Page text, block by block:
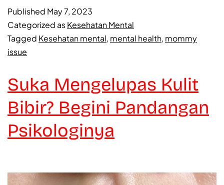
Published May 7, 2023
Categorized asKesehatan Mental
Tagged Kesehatan mental, mental health, mommy
issue
Suka Mengelupas Kulit
Bibir? Begini Pandangan
Psikologinya